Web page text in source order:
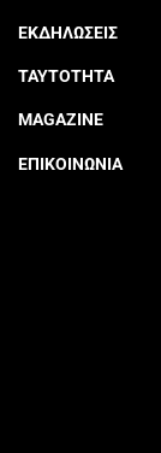
ΕΚΔΗΛΩΣΕΙΣ
ΤΑΥΤΟΤΗΤΑ
MAGAZINE
ΕΠΙΚΟΙΝΩΝΙΑ